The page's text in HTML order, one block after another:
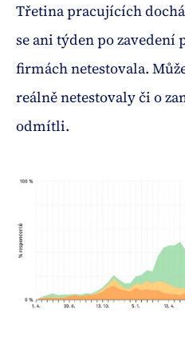
Třetina pracujících
se ani týden po zavedení
firmách netestovala.
reálně netestovaly či o
odmítli.